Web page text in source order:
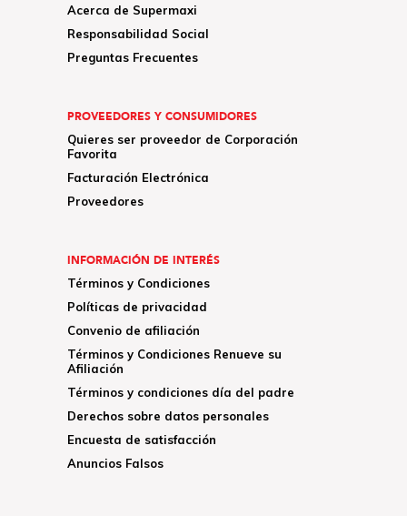
Acerca de Supermaxi
Responsabilidad Social
Preguntas Frecuentes
PROVEEDORES Y CONSUMIDORES
Quieres ser proveedor de Corporación
Favorita
Facturación Electrónica
Proveedores
INFORMACIÓN DE INTERÉS
Términos y Condiciones
Políticas de privacidad
Convenio de afiliación
Términos y Condiciones Renueve su
Afiliación
Términos y condiciones día del padre
Derechos sobre datos personales
Encuesta de satisfacción
Anuncios Falsos